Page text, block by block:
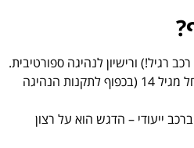
רגיל!) ורישיון לנהיגה ספורטיבית.
ההשתתפות אפשרית החל מגיל 14 (בכפוף לתקנות הנהיגה
ברכב ייעודי – הדגש הוא על רצון